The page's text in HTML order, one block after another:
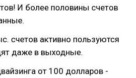
И более половины счетов
счетов активно пользуются
даже в выходные.
от 100 долларов -